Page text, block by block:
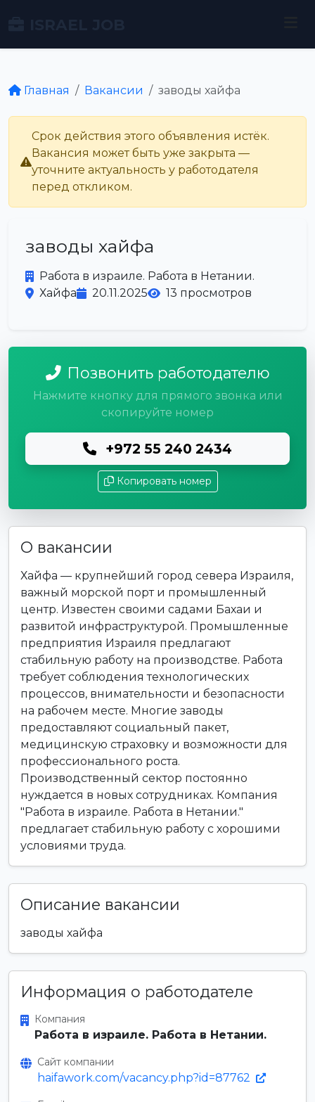
Главная Вакансии заводы хайфа
Срок действия этого объявления истёк.
Вакансия может быть уже закрыта —
уточните актуальность у работодателя
перед откликом.
заводы хайфа
Работа в израиле. Работа в Нетании.
Хайфа
20.11.2025 13 просмотров
Позвонить работодателю
Нажмите кнопку для прямого звонка или
скопируйте номер
+972 55 240 2434
Копировать номер
О вакансии
Хайфа — крупнейший город севера Израиля,
важный морской порт и промышленный
центр. Известен своими садами Бахаи и
развитой инфраструктурой. Промышленные
предприятия Израиля предлагают
стабильную работу на производстве. Работа
требует соблюдения технологических
процессов, внимательности и безопасности
на рабочем месте. Многие заводы
предоставляют социальный пакет,
медицинскую страховку и возможности для
профессионального роста.
Производственный сектор постоянно
нуждается в новых сотрудниках. Компания
"Работа в израиле. Работа в Нетании."
предлагает стабильную работу с хорошими
условиями труда.
Описание вакансии
заводы хайфа
Информация о работодателе
Компания
Работа в израиле. Работа в Нетании.
Сайт компании
haifawork.com/vacancy.php?id=87762